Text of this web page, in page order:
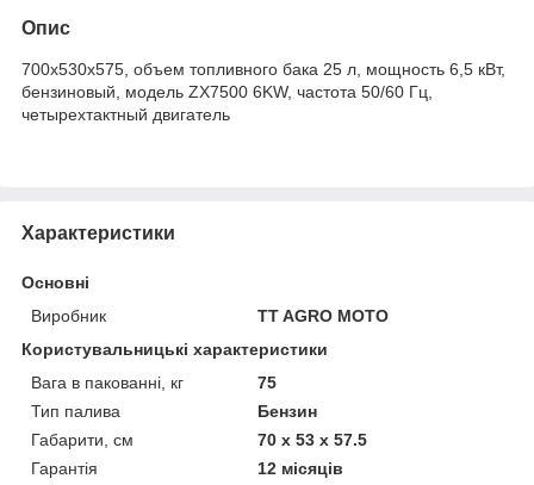
Опис
700х530х575, объем топливного бака 25 л, мощность 6,5 кВт,
бензиновый, модель ZX7500 6KW, частота 50/60 Гц,
четырехтактный двигатель
Характеристики
Основні
Виробник
TT AGRO MOTO
Користувальницькі характеристики
Вага в пакованні, кг
75
Тип палива
Бензин
Габарити, см
70 х 53 х 57.5
Гарантія
12 місяців